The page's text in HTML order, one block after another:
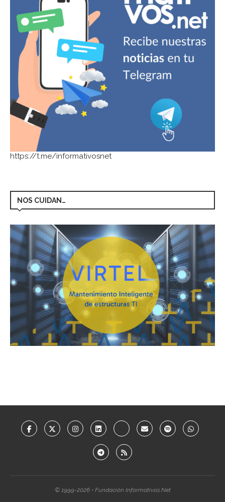
https://t.me/informativosnet
NOS CUIDAN…
© 1999-2026 • Fundación Informativos.Net